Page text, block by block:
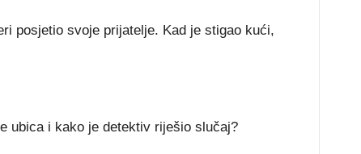
posjetio svoje prijatelje. Kad je stigao kući,
ubica i kako je detektiv riješio slučaj?